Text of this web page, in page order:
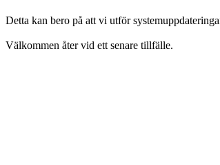
Detta kan bero på att vi utför
Välkommen åter vid ett senare tillfälle.